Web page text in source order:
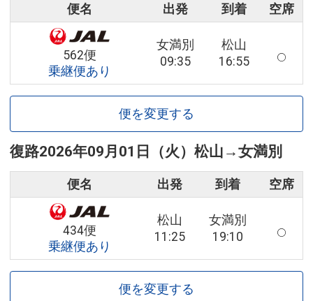
便名 出発 到着 空席
562便
乗継便あり
女満別
09:35
松山
16:55
便を変更する
復路2026年09月01日（火） 松山 →女満別
便名 出発 到着 空席
434便
乗継便あり
松山
11:25
女満別
19:10
便を変更する